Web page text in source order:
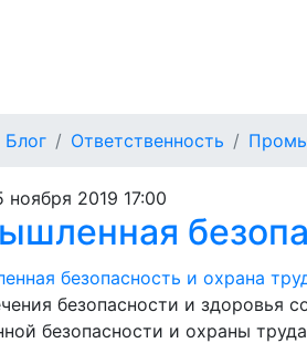
Блог Ответственность
ноября 2019 17:00
безопасности и здоровья
безопасности и охраны